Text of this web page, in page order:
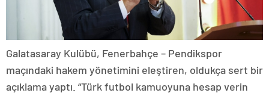
Galatasaray Kulübü, Fenerbahçe – Pendikspor
maçındaki hakem yönetimini eleştiren, oldukça sert bir
açıklama yaptı. “Türk futbol kamuoyuna hesap verin